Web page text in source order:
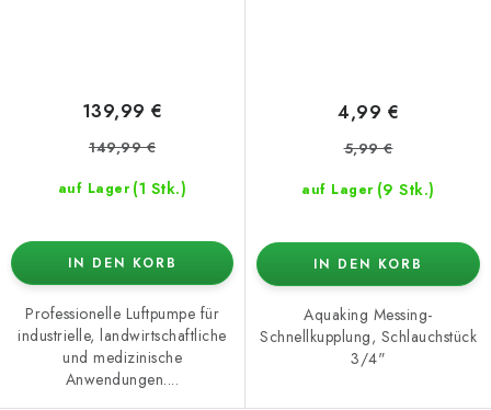
auf Lager (1 Stk.)
139,99 €
149,99 €
IN DEN KORB
Professionelle Luftpumpe für
industrielle, landwirtschaftliche
und medizinische
Anwendungen....
auf Lager (9 Stk.)
4,99 €
5,99 €
IN DEN KORB
Aquaking Messing-
Schnellkupplung, Schlauchstück
3/4"